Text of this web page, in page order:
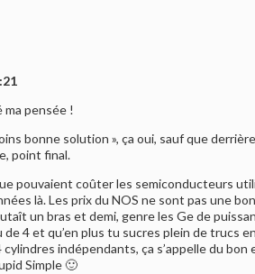
ma pensée !
bonne solution », ça oui, sauf que
point final.
pouvaient coûter les semiconducteurs
là. Les prix du NOS ne sont pas une
un bras et demi, genre les Ge de
de 4 et qu’en plus tu sucres plein de
indépendants, ça s’appelle du
Simple 🙂